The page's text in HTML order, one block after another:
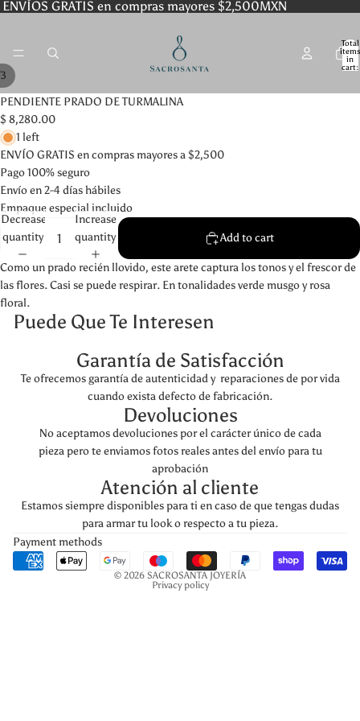
ENVÍOS GRATIS en compras mayores $2,500MXN
Total
items
in
cart:
3
PENDIENTE PRADO DE TURMALINA
$ 8,280.00
1 left
ENVÍO GRATIS en compras mayores a $2,500
Pago 100% seguro
Envío en 2-4 días hábiles
Empaque especial incluido
Decrease
quantity
Increase
quantity
Add to cart
Como un prado recién llovido, este arete captura los tonos y el frescor de
las flores. Casi se puede respirar. En tonalidades verde musgo y rosa
floral.
Puede Que Te Interesen
Garantía de Satisfacción
Te ofrecemos garantía de autenticidad y reparaciones de por vida
cuando exista defecto de fabricación.
Devoluciones
No aceptamos devoluciones por el carácter único de cada
pieza pero te enviamos fotos reales antes del envío para tu
aprobación
Atención al cliente
Estamos siempre disponibles para ti en caso de que tengas dudas
para armar tu look o respecto a tu pieza.
Payment methods
© 2026 SACROSANTA JOYERÍA
Privacy policy